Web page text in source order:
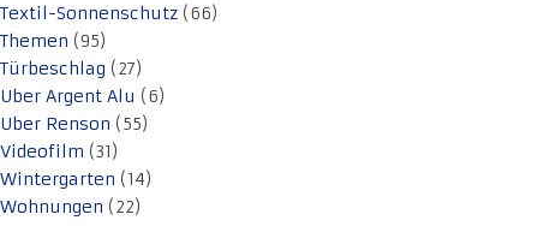
Textil-Sonnenschutz (66)
Themen (95)
Türbeschlag (27)
Uber Argent Alu (6)
Uber Renson (55)
Videofilm (31)
Wintergarten (14)
Wohnungen (22)